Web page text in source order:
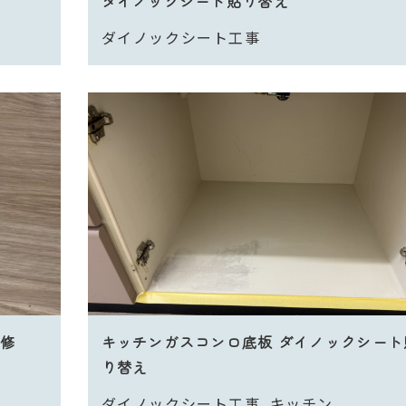
ダイノックシート工事
キッチンガスコンロ底板 ダイノックシー
り替え